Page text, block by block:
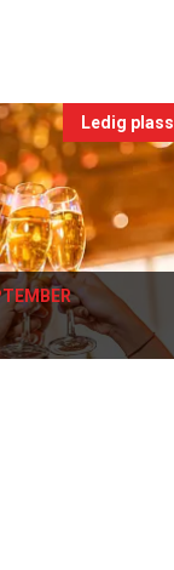
Ledig plass